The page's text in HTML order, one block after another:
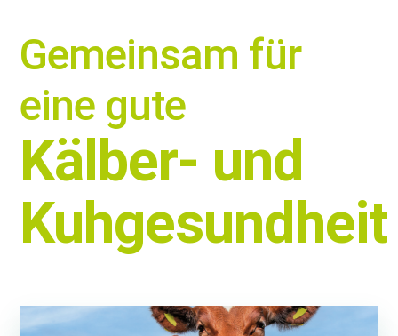
Gemeinsam für
eine gute
Kälber- und
Kuhgesundheit